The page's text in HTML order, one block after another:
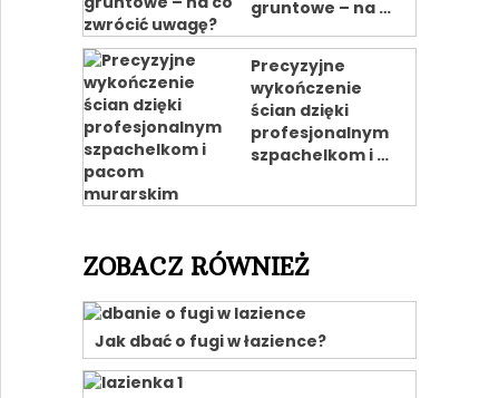
gruntowe – na …
Precyzyjne
wykończenie
ścian dzięki
profesjonalnym
szpachelkom i …
ZOBACZ RÓWNIEŻ
Jak dbać o fugi w łazience?